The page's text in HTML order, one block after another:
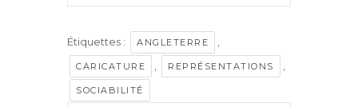
Étiquettes : ANGLETERRE ,
CARICATURE , REPRÉSENTATIONS ,
SOCIABILITÉ